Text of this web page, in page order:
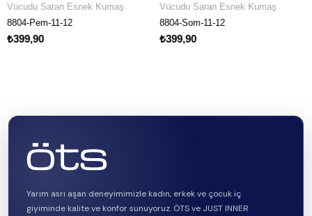
Saran Esnek Kumaş
Pem-11-12
Vücudu Saran Esnek Kumaş
8804-Som-11-12
₺399,90
Yarım asrı aşan deneyimimizle kadın, erkek ve çocuk iç
giyiminde kalite ve konfor sunuyoruz. ÖTS ve JUST INNER